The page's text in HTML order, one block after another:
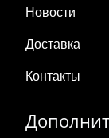
Новости
Доставка
Контакты